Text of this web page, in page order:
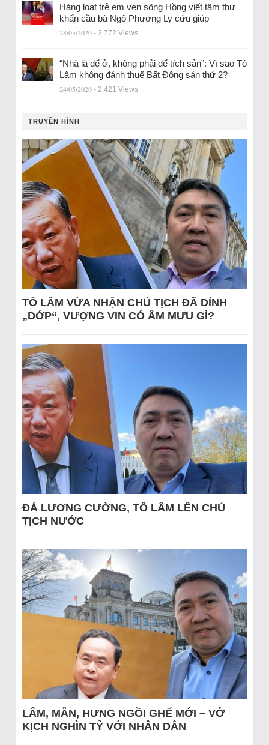
Hàng loạt trẻ em ven sông Hồng viết tâm thư
khẩn cầu bà Ngô Phương Ly cứu giúp
28/05/2026 - 3.772 Views
“Nhà là để ở, không phải để tích sản”: Vì sao Tô
Lâm không đánh thuế Bất Động sản thứ 2?
24/05/2026 - 2.421 Views
TRUYỀN HÌNH
TÔ LÂM VỪA NHẬN CHỦ TỊCH ĐÃ DÍNH
„DỚP“, VƯỢNG VIN CÓ ÂM MƯU GÌ?
ĐÁ LƯƠNG CƯỜNG, TÔ LÂM LÊN CHỦ
TỊCH NƯỚC
LÂM, MẪN, HƯNG NGỒI GHẾ MỚI – VỞ
KỊCH NGHÌN TỶ VỚI NHÂN DÂN